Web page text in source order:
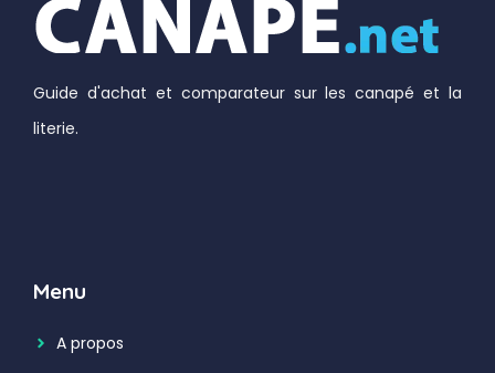
Guide d'achat et comparateur sur les canapé et la
literie.
Menu
A propos